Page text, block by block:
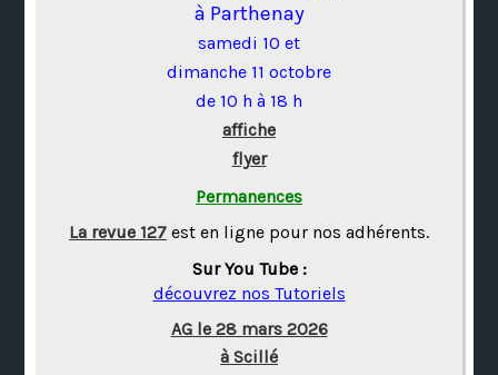
à Parthenay
samedi 10 et
dimanche 11 octobre
de 10 h à 18 h
affiche
flyer
Permanences
La revue 127 est en ligne pour nos adhérents.
Sur You Tube :
découvrez nos Tutoriels
AG le 28 mars 2026
à Scillé